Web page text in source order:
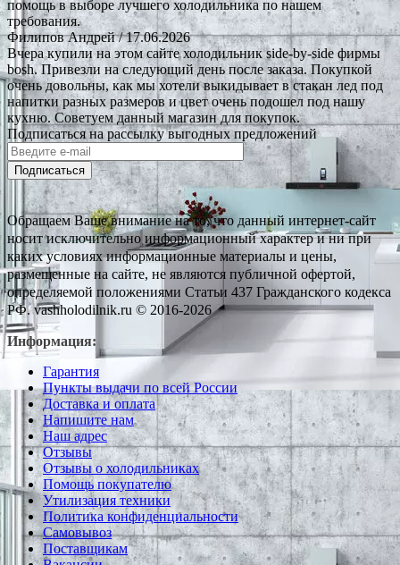
помощь в выборе лучшего холодильника по нашем
требования.
Филипов Андрей/ 17.06.2026
Вчера купили на этом сайте холодильник side-by-side фирмы
bosh. Привезли на следующий день после заказа. Покупкой
очень довольны, как мы хотели выкидывает в стакан лед под
напитки разных размеров и цвет очень подошел под нашу
кухню. Советуем данный магазин для покупок.
Подписаться на рассылку выгодных предложений
Подписаться
Обращаем Ваше внимание на то, что данный интернет-сайт
носит исключительно информационный характер и ни при
каких условиях информационные материалы и цены,
размещенные на сайте, не являются публичной офертой,
определяемой положениями Статьи 437 Гражданского кодекса
РФ. vashholodilnik.ru © 2016-2026
Информация:
Гарантия
Пункты выдачи по всей России
Доставка и оплата
Напишите нам
Наш адрес
Отзывы
Отзывы о холодильниках
Помощь покупателю
Утилизация техники
Политика конфиденциальности
Самовывоз
Поставщикам